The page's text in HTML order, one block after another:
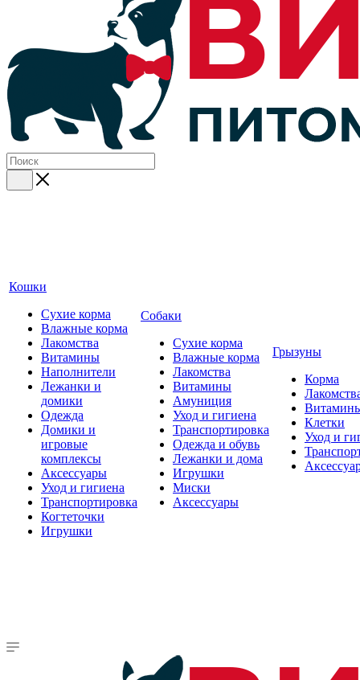
Кошки
Сухие корма
Влажные корма
Лакомства
Витамины
Наполнители
Лежанки и
домики
Одежда
Домики и
игровые
комплексы
Аксессуары
Уход и гигиена
Транспортировка
Когтеточки
Игрушки
Собаки
Сухие корма
Влажные корма
Лакомства
Витамины
Амуниция
Уход и гигиена
Транспортировка
Одежда и обувь
Лежанки и дома
Игрушки
Миски
Аксессуары
Грызуны
Корма
Клетки
Уход и